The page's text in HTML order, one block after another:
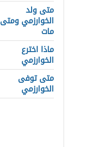
متى ولد
الخوارزمي ومتى
مات
ماذا اخترع
الخوارزمي
متى توفى
الخوارزمي